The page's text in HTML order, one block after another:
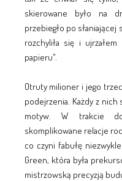
skierowane było na
przebiegło po słaniającej
rozchyliła się i
papieru".
Otruty milioner i jego
podejrzenia. Każdy z nich
motyw. W trakcie
skomplikowane relacje
co czyni fabułę
Green, która była
mistrzowską precyzją